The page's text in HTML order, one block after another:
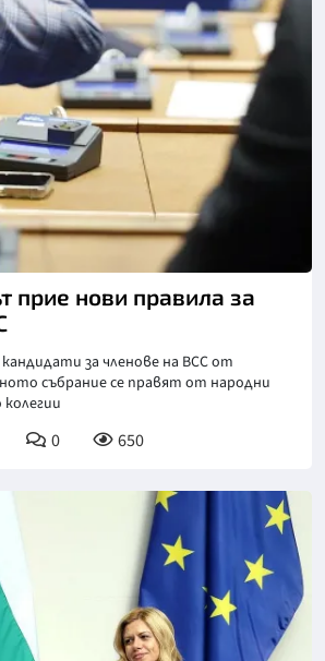
прие нови правила за
за членове на ВСС от
събрание се правят от народни
0 650